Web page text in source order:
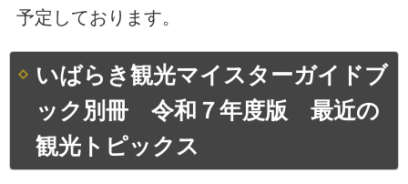
予定しております。
いばらき観光マイスターガイドブ
ック別冊 令和７年度版 最近の
観光トピックス